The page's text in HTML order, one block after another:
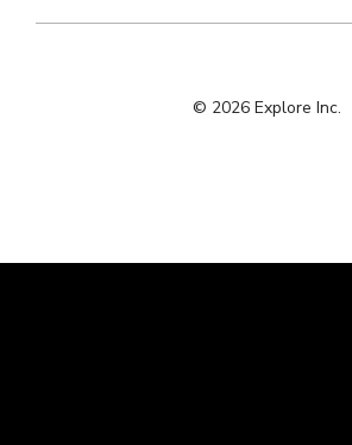
© 2026 Explore Inc.